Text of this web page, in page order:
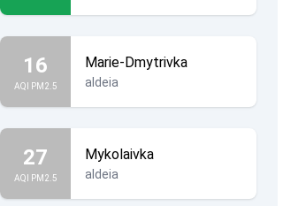
16
AQI PM2.5
Marie-Dmytrivka
aldeia
27
AQI PM2.5
Mykolaivka
aldeia